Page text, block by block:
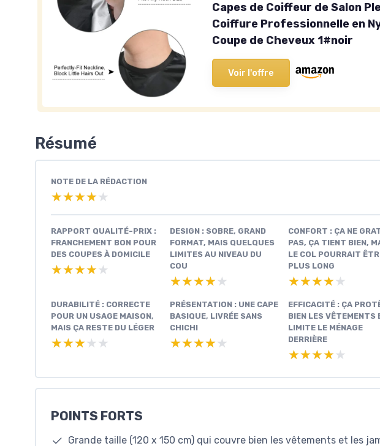
Capes de Coiffeur de Salon
Coiffure Professionnelle en
Coupe de Cheveux 1#noir
Voir l'offre
Résumé
NOTE DE LA RÉDACTION
★★★★★
★★★★★
RAPPORT QUALITÉ-PRIX :
FRANCHEMENT BON POUR
DES COUPES À DOMICILE
★★★★★
★★★★★
DESIGN : SOBRE, GRAND
FORMAT, MAIS QUELQUES
LIMITES AU NIVEAU DU
COU
★★★★★
★★★★★
CONFORT : ÇA NE
PAS, ÇA TIENT BIEN,
LE COL POURRAIT
PLUS LONG
★★★★★
★★★★★
DURABILITÉ : CORRECTE
POUR UN USAGE MAISON,
MAIS ÇA RESTE DU LÉGER
★★★★★
★★★★★
PRÉSENTATION : UNE CAPE
BASIQUE, LIVRÉE SANS
CHICHI
★★★★★
★★★★★
EFFICACITÉ : ÇA
BIEN LES VÊTEMENTS
LIMITE LE MÉNAGE
DERRIÈRE
★★★★★
★★★★★
POINTS FORTS
Grande taille (120 x 150 cm) qui couvre bien les vêtements et les